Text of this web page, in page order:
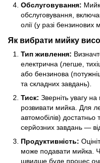
Обслуговування:
обслуговування,
олії (у разі бензинових
Як вибрати мийку
Тип живлення:
електрична (легше,
або бензинова
та складних завдань).
Тиск: Зверніть увагу
розвивати мийка. Для
автомобілів)
серйозних завдань —
Продуктивність:
може подавати мийка.
швидше буде процес